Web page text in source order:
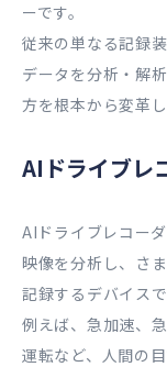
ーです。
従来の単なる記録
データを分析・解
方を根本から変革し
AIドライブレ
AIドライブレコー
映像を分析し、さ
記録するデバイスで
例えば、急加速、
運転など、人間の